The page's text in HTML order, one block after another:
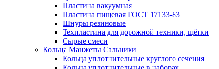
Пластина вакуумная
Пластина пищевая ГОСТ 17133-83
Шнуры резиновые
Техпластина для дорожной техники, щётки
Сырые смеси
Кольца Манжеты Сальники
Кольца уплотнительные круглого сечения
Кольца уплотнительные в наборах